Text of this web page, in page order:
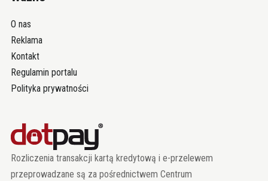
O nas
Reklama
Kontakt
Regulamin portalu
Polityka prywatności
Rozliczenia transakcji kartą kredytową i e-przelewem
przeprowadzane są za pośrednictwem Centrum